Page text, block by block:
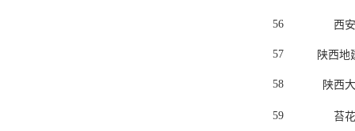
56 西
57 陕西地
58 陕西
59 苔